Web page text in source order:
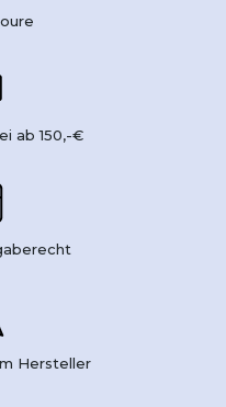
ab 150,-€
Hersteller